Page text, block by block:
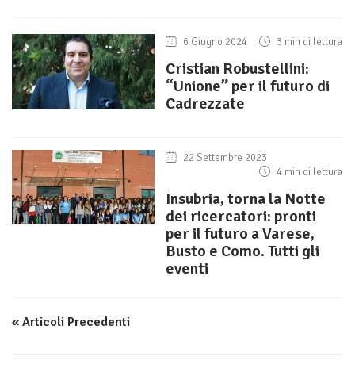
6 Giugno 2024 3 min di lettura
Cristian Robustellini:
“Unione” per il futuro di
Cadrezzate
22 Settembre 2023
4 min di lettura
Insubria, torna la Notte
dei ricercatori: pronti
per il futuro a Varese,
Busto e Como. Tutti gli
eventi
« Articoli Precedenti